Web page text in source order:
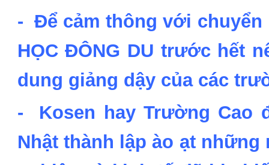
- Để cảm thông với chuyển
HỌC ĐÔNG DU trước hết
dung giảng dậy của các
- Kosen hay Trường Cao
Nhật thành lập ào ạt